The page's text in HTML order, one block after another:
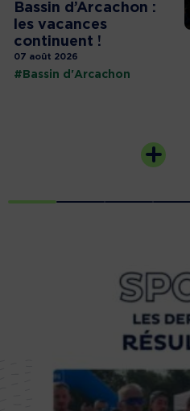
Bassin d’Arcachon :
les vacances
continuent !
07 août 2026
#Bassin d'Arcachon